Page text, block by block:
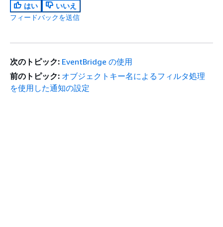
はい
いいえ
フィードバックを送信
次のトピック: EventBridge の使用
前のトピック: オブジェクトキー名によるフィルタ処理
を使用した通知の設定